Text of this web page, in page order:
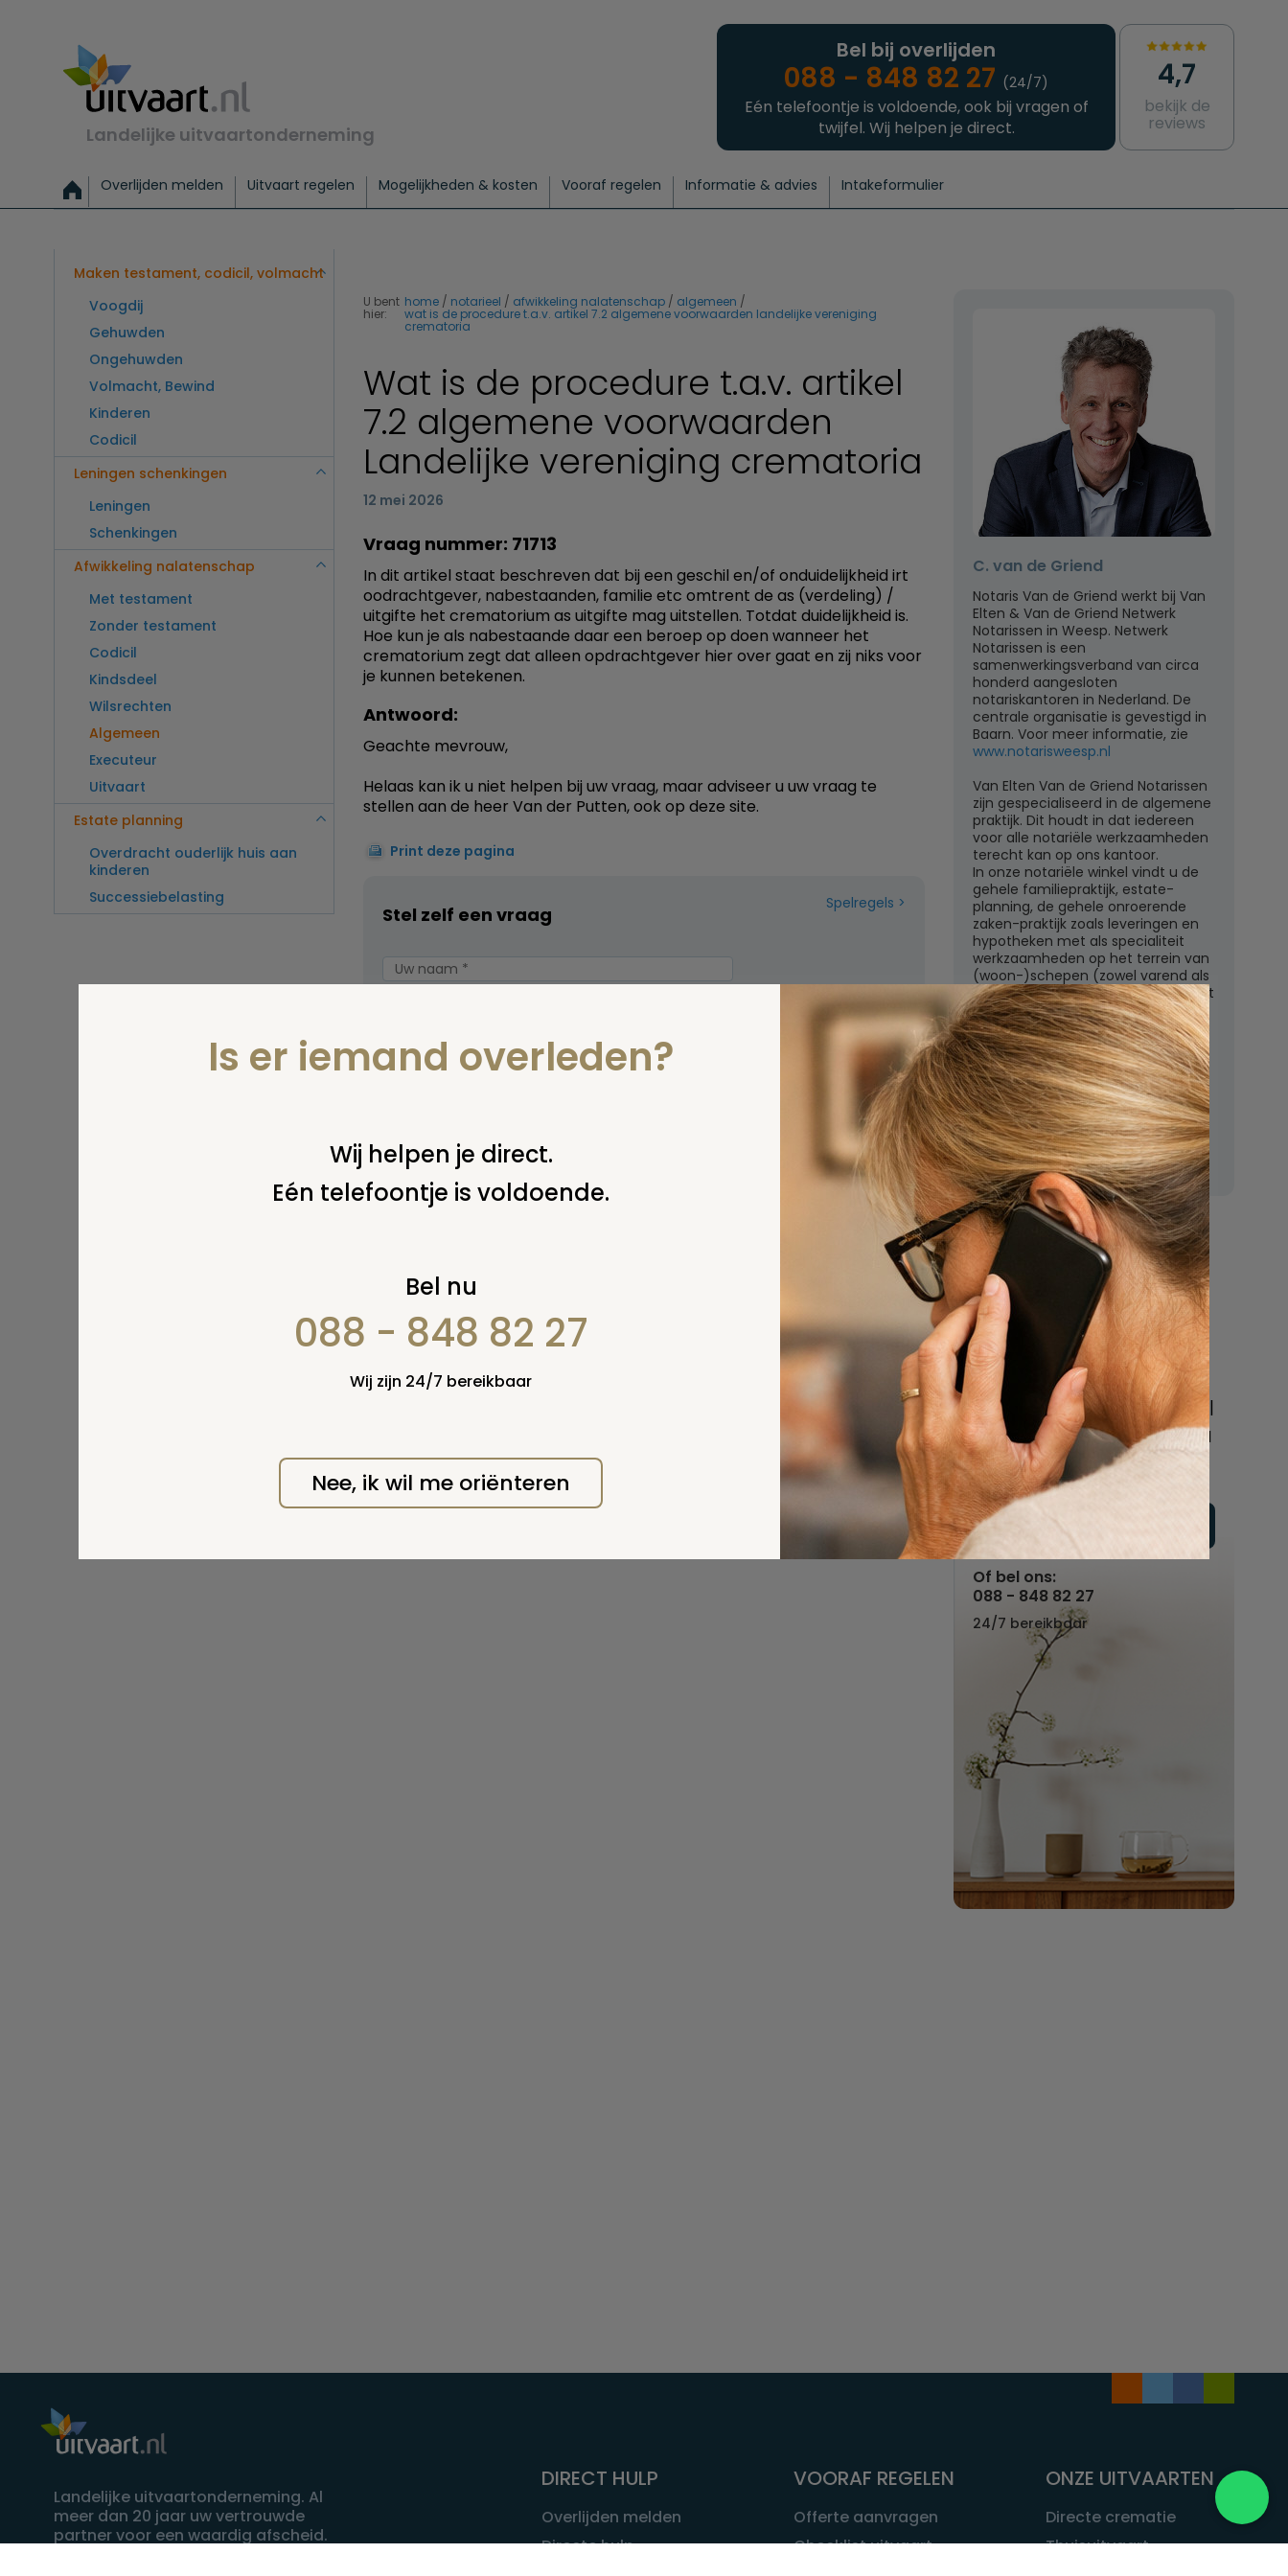
Landelijke uitvaartonderneming
Bel bij overlijden
088 - 848 82 27 (24/7)
Eén telefoontje is voldoende, ook bij vragen of
twijfel. Wij helpen je direct.
4,7
bekijk de
reviews
Overlijden melden Uitvaart regelen Mogelijkheden & kosten
Exclusieve uitvaart Begrafenis Basis
Vooraf regelen Informatie & advies Intakeformulier
Maken testament, codicil, volmacht
Voogdij
Gehuwden
Ongehuwden
Volmacht, Bewind
Kinderen
Codicil
Leningen schenkingen
Leningen
Schenkingen
Afwikkeling nalatenschap
Met testament
Zonder testament
Codicil
Kindsdeel
Wilsrechten
Algemeen
Executeur
Uitvaart
Estate planning
Overdracht ouderlijk huis aan
kinderen
Successiebelasting
U bent
hier:
home notarieel afwikkeling nalatenschap algemeen
wat is de procedure t.a.v. artikel 7.2 algemene voorwaarden landelijke vereniging
crematoria
Wat is de procedure t.a.v. artikel
7.2 algemene voorwaarden
Landelijke vereniging crematoria
12 mei 2026
Vraag nummer: 71713
In dit artikel staat beschreven dat bij een geschil en/of onduidelijkheid irt
oodrachtgever, nabestaanden, familie etc omtrent de as (verdeling) /
uitgifte het crematorium as uitgifte mag uitstellen. Totdat duidelijkheid is.
Hoe kun je als nabestaande daar een beroep op doen wanneer het
crematorium zegt dat alleen opdrachtgever hier over gaat en zij niks voor
je kunnen betekenen.
Antwoord:
Geachte mevrouw,
Helaas kan ik u niet helpen bij uw vraag, maar adviseer u uw vraag te
stellen aan de heer Van der Putten, ook op deze site.
Print deze pagina
Spelregels
Stel zelf een vraag
C. van de Griend
Notaris Van de Griend werkt bij Van
Elten & Van de Griend Netwerk
Notarissen in Weesp. Netwerk
Notarissen is een
samenwerkingsverband van circa
honderd aangesloten
notariskantoren in Nederland. De
centrale organisatie is gevestigd in
Baarn. Voor meer informatie, zie
www.notarisweesp.nl
Van Elten Van de Griend Notarissen
zijn gespecialiseerd in de algemene
praktijk. Dit houdt in dat iedereen
voor alle notariële werkzaamheden
terecht kan op ons kantoor.
In onze notariële winkel vindt u de
gehele familiepraktijk, estate-
planning, de gehele onroerende
zaken-praktijk zoals leveringen en
hypotheken met als specialiteit
werkzaamheden op het terrein van
(woon-)schepen (zowel varend als
liggend) en het ondernemingsrecht
met een zeer uitgebreid
dienstenpakket.
Een orienterend gesprek op het
kantoor te Weesp is kosteloos en
vrijblijvend. Aarzelt u dan ook niet
om hiervan gebruik te maken.
Nu
een uitvaart
regelen
Beschrijf uw wensen
online of bel ons geheel
vrijblijvend voor hulp na
een overlijden.
Vul hier uw wensen in
Of bel ons:
088 - 848 82 27
24/7 bereikbaar
Landelijke uitvaartonderneming. Al
meer dan 20 jaar uw vertrouwde
partner voor een waardig afscheid.
DIRECT HULP
Overlijden melden
Directe hulp
VOORAF REGELEN
Offerte aanvragen
Checklist uitvaart
ONZE UITVAARTEN
Directe crematie
Thuisuitvaart
Is er iemand overleden?
Wij helpen je direct.
Eén telefoontje is voldoende.
Bel nu
088 - 848 82 27
Wij zijn 24/7 bereikbaar
Nee, ik wil me oriënteren